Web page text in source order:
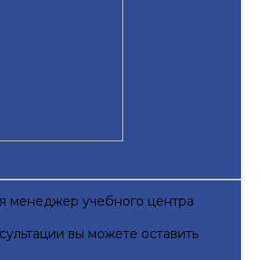
менеджер учебного центра
вы можете оставить